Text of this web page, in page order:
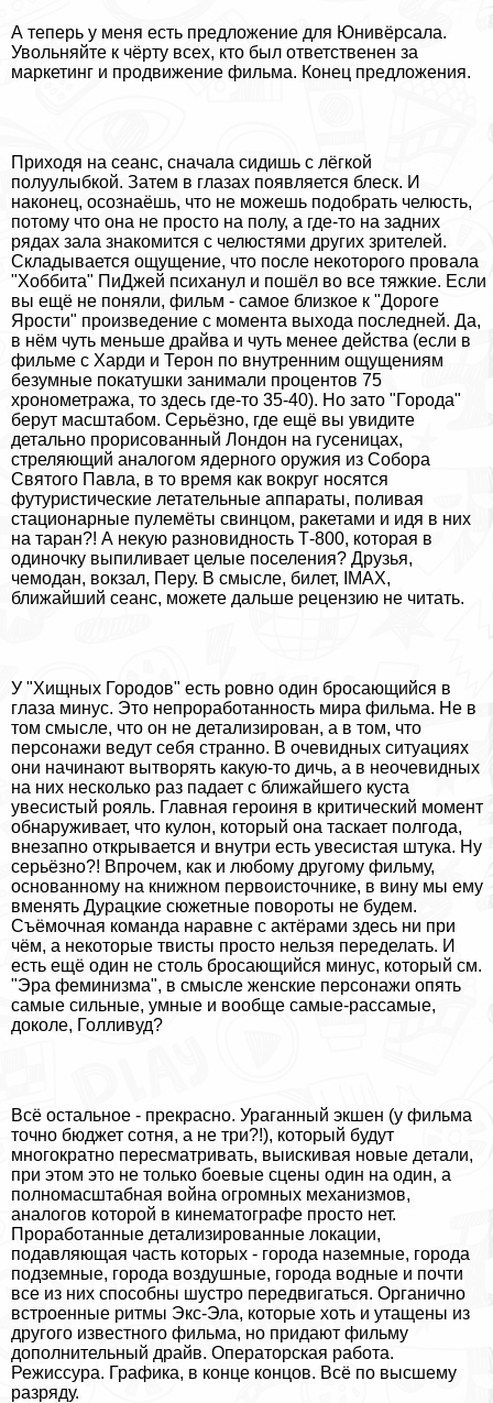
А теперь у меня есть предложение для Юнивёрсала.
Увольняйте к чёрту всех, кто был ответственен за
маркетинг и продвижение фильма. Конец предложения.
Приходя на сеанс, сначала сидишь с лёгкой
полуулыбкой. Затем в глазах появляется блеск. И
наконец, осознаёшь, что не можешь подобрать челюсть,
потому что она не просто на полу, а где-то на задних
рядах зала знакомится с челюстями других зрителей.
Складывается ощущение, что после некоторого провала
"Хоббита" ПиДжей психанул и пошёл во все тяжкие. Если
вы ещё не поняли, фильм - самое близкое к "Дороге
Ярости" произведение с момента выхода последней. Да,
в нём чуть меньше драйва и чуть менее действа (если в
фильме с Харди и Терон по внутренним ощущениям
безумные покатушки занимали процентов 75
хронометража, то здесь где-то 35-40). Но зато "Города"
берут масштабом. Серьёзно, где ещё вы увидите
детально прорисованный Лондон на гусеницах,
стреляющий аналогом ядерного оружия из Собора
Святого Павла, в то время как вокруг носятся
футуристические летательные аппараты, поливая
стационарные пулемёты свинцом, paкетами и идя в них
на таран?! А некую разновидность Т-800, которая в
одиночку выпиливает целые поселения? Друзья,
чемодан, вокзал, Перу. В смысле, билет, IMAX,
ближайший сеанс, можете дальше рецензию не читать.
У "Хищных Городов" есть ровно один бросающийся в
глаза минус. Это непроработанность мира фильма. Не в
том смысле, что он не детализирован, а в том, что
персонажи ведут себя странно. В очевидных ситуациях
они начинают вытворять какую-то дичь, а в неочевидных
на них несколько раз падает с ближайшего куста
увесистый рояль. Главная героиня в критический момент
обнаруживает, что кулон, который она таскает полгода,
внезапно открывается и внутри есть увесистая штука. Ну
серьёзно?! Впрочем, как и любому другому фильму,
основанному на книжном первоисточнике, в вину мы ему
вменять Дypaцкие сюжетные повороты не будем.
Съёмочная комaнда наравне с актёрами здесь ни при
чём, а некоторые твисты просто нельзя переделать. И
есть ещё один не столь бросающийся минус, который см.
"Эра феминизма", в смысле женские персонажи опять
самые сильные, умные и вообще самые-рассамые,
доколе, Голливуд?
Всё остальное - прекрасно. Ураганный экшен (у фильма
точно бюджет сотня, а не три?!), который будут
многократно пересматривать, выискивая новые детали,
при этом это не только боевые сцены один на один, а
полномасштабная война огромных механизмов,
аналогов которой в кинематографе просто нет.
Проработанные детализированные локации,
подавляющая часть которых - города наземные, города
подземные, города воздушные, города водные и почти
все из них способны шустро передвигаться. Органично
встроенные ритмы Экс-Эла, которые хоть и утащены из
другого известного фильма, но придают фильму
дополнительный драйв. Операторская работа.
Режиссура. Графика, в конце концов. Всё по высшему
разряду.